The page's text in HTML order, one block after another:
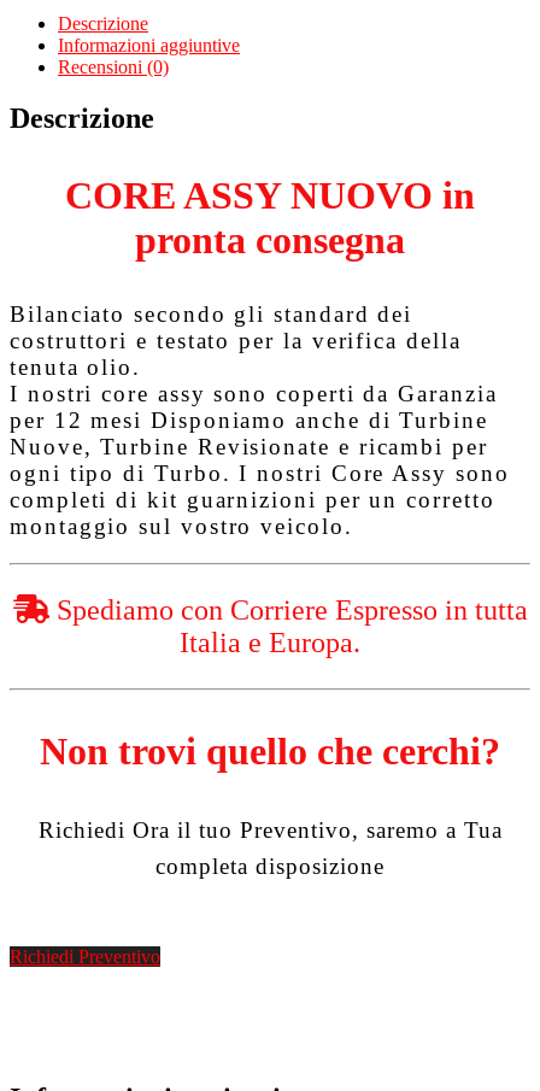
54389700008
quantità
Descrizione
Informazioni aggiuntive
Recensioni (0)
Descrizione
CORE ASSY NUOVO in
pronta consegna
Bilanciato secondo gli standard dei
costruttori e testato per la verifica della
tenuta olio.
I nostri core assy sono coperti daGaranzia
per 12 mesiDisponiamo anche di Turbine
Nuove, Turbine Revisionate e ricambi per
ogni tipo di Turbo. I nostri Core Assy sono
completi di kit guarnizioni per un corretto
montaggio sul vostro veicolo.
Spediamo con Corriere Espresso in tutta
Italia e Europa.
Non trovi quello che cerchi?
Richiedi Ora il tuo Preventivo, saremo a Tua
completa disposizione
Richiedi Preventivo